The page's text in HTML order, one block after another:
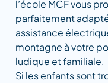
l’école MCF vous
parfaitement
assistance
montagne à votre
ludique et familiale.
Si les enfants sont